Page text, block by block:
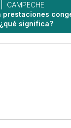
CAMPECHE
prestaciones
significa?